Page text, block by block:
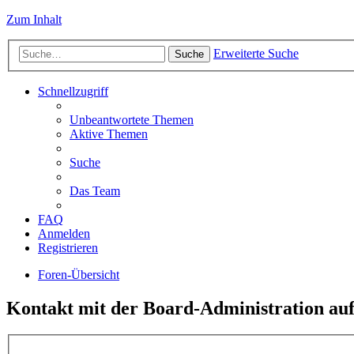
Zum Inhalt
Suche Erweiterte Suche
Schnellzugriff
Unbeantwortete Themen
Aktive Themen
Suche
Das Team
FAQ
Anmelden
Registrieren
Foren-Übersicht
Kontakt mit der Board-Administration